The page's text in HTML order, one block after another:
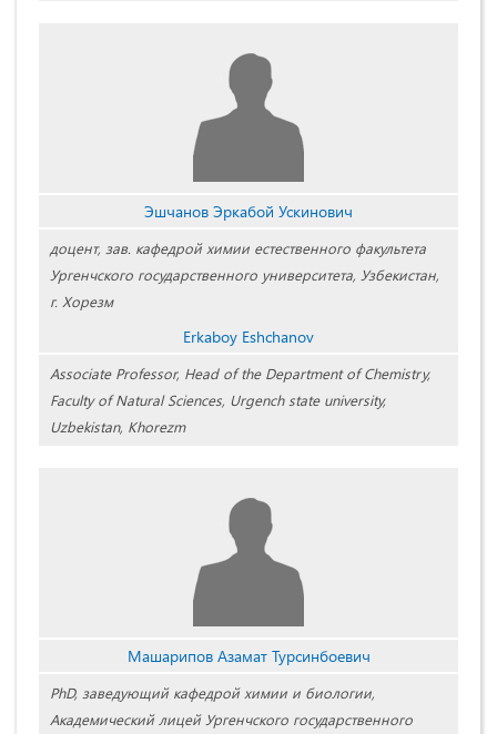
Эшчанов Эркабой Ускинович
доцент, зав. кафедрой химии естественного факультета
Ургенчского государственного университета, Узбекистан,
г. Хорезм
Erkaboy Eshchanov
Associate Professor, Head of the Department of Chemistry,
Faculty of Natural Sciences, Urgench state university,
Uzbekistan, Khorezm
Машарипов Азамат Турсинбоевич
PhD, заведующий кафедрой химии и биологии,
Академический лицей Ургенчского государственного